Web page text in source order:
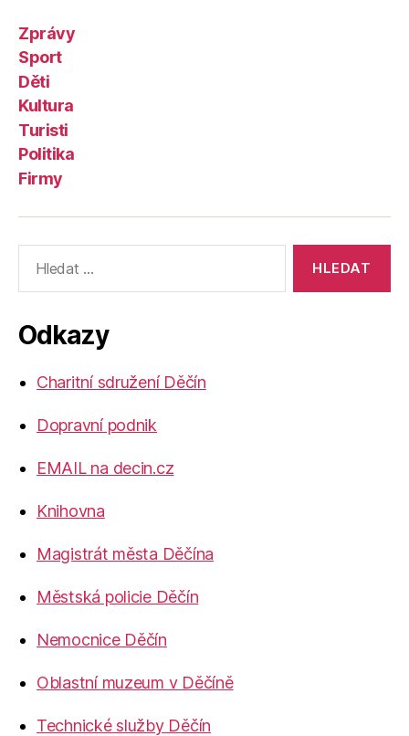
Zprávy
Sport
Děti
Kultura
Turisti
Politika
Firmy
vyhledávání:
Odkazy
Charitní sdružení Děčín
Dopravní podnik
EMAIL na decin.cz
Knihovna
Magistrát města Děčína
Městská policie Děčín
Nemocnice Děčín
Oblastní muzeum v Děčíně
Technické služby Děčín